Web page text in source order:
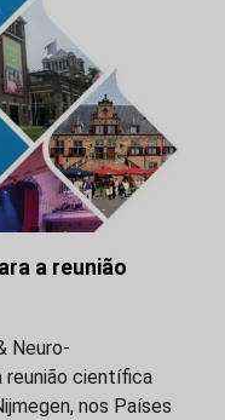
a reunião
Neuro-
reunião científica
nos Países